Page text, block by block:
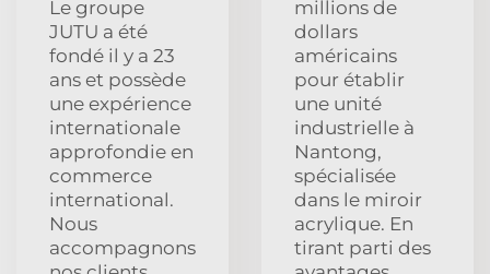
Le groupe
JUTU a été
fondé il y a 23
ans et possède
une expérience
internationale
approfondie en
commerce
international.
Nous
accompagnons
millions de
dollars
américains
pour établir
une unité
industrielle à
Nantong,
spécialisée
dans le miroir
acrylique. En
tirant parti des